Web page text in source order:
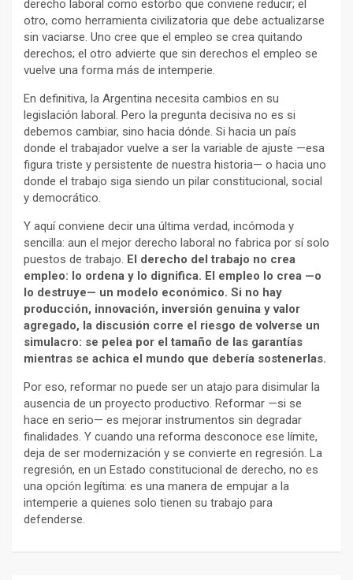
derecho laboral como estorbo que conviene reducir; el
otro, como herramienta civilizatoria que debe actualizarse
sin vaciarse. Uno cree que el empleo se crea quitando
derechos; el otro advierte que sin derechos el empleo se
vuelve una forma más de intemperie.
En definitiva, la Argentina necesita cambios en su
legislación laboral. Pero la pregunta decisiva no es si
debemos cambiar, sino hacia dónde. Si hacia un país
donde el trabajador vuelve a ser la variable de ajuste —esa
figura triste y persistente de nuestra historia— o hacia uno
donde el trabajo siga siendo un pilar constitucional, social
y democrático.
Y aquí conviene decir una última verdad, incómoda y
sencilla: aun el mejor derecho laboral no fabrica por sí solo
puestos de trabajo. El derecho del trabajo no crea
empleo: lo ordena y lo dignifica. El empleo lo crea —o
lo destruye— un modelo económico. Si no hay
producción, innovación, inversión genuina y valor
agregado, la discusión corre el riesgo de volverse un
simulacro: se pelea por el tamaño de las garantías
mientras se achica el mundo que debería sostenerlas.
Por eso, reformar no puede ser un atajo para disimular la
ausencia de un proyecto productivo. Reformar —si se
hace en serio— es mejorar instrumentos sin degradar
finalidades. Y cuando una reforma desconoce ese límite,
deja de ser modernización y se convierte en regresión. La
regresión, en un Estado constitucional de derecho, no es
una opción legítima: es una manera de empujar a la
intemperie a quienes solo tienen su trabajo para
defenderse.